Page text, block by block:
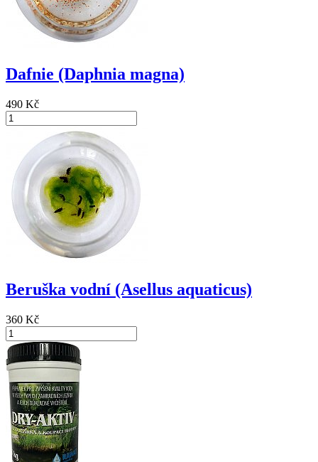
Dafnie (Daphnia magna)
490 Kč
Beruška vodní (Asellus aquaticus)
360 Kč